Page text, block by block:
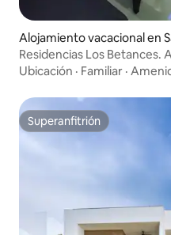
Alojamiento vacacional en
balleros
Residencias Los Betances.
Ubicación · Familiar ·
Superanfitrión
Superanfitrión